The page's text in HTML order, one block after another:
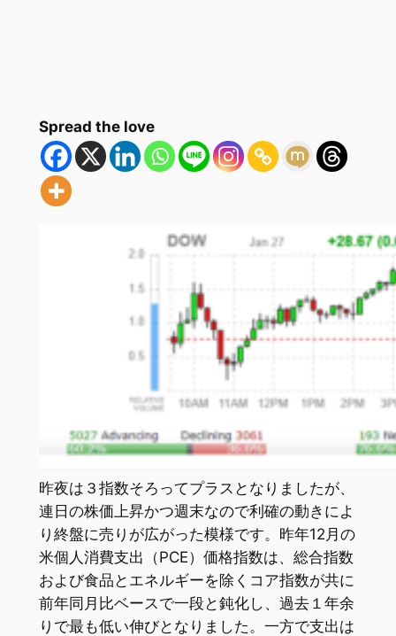
Spread the love
昨夜は３指数そろってプラスとなりましたが、
連日の株価上昇かつ週末なので利確の動きによ
り終盤に売りが広がった模様です。昨年12月の
米個人消費支出（PCE）価格指数は、総合指数
および食品とエネルギーを除くコア指数が共に
前年同月比ベースで一段と鈍化し、過去１年余
りで最も低い伸びとなりました。一方で支出は